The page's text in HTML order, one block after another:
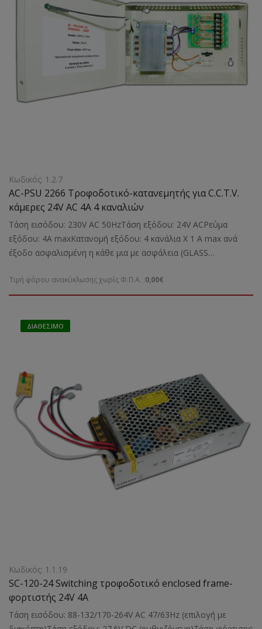
Κωδικός: 1.2.7
AC-PSU 2266 Τροφοδοτικό-κατανεμητής για C.C.T.V.
κάμερες 24V AC 4A 4 καναλιών
Τάση εισόδου: 230V AC 50HzΤάση εξόδου: 24V ACΡεύμα
εξόδου: 4Α maxΚατανομή εξόδου: 4 κανάλια Χ 1 A max ανά
έξοδο ασφαλισμένη η κάθε μια με ασφάλεια (GLASS
υπέρτασηΕνδείξεις: Λειτουργιών με LEDΚατάλληλο για: Την
τροφοδοσία καμερών PTZ, IR illuminators, VDR κ.αΔιαστάσεις:
Τιμή φόρου ανακύκλωσης χωρίς Φ.Π.Α. :0,00€
ΔΙΑΘΈΣΙΜΟ
Κωδικός: 1.1.19
SC-120-24 Switching τροφοδοτικό enclosed frame-
φορτιστής 24V 4Α
Τάση εισόδου: 88-132/170-264V AC 47/63Hz (επιλογή με